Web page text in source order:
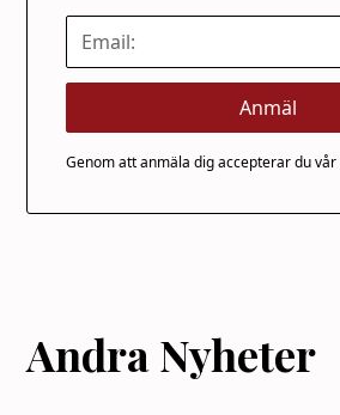
Genom att anmäla dig accepterar du vår
Andra Nyheter